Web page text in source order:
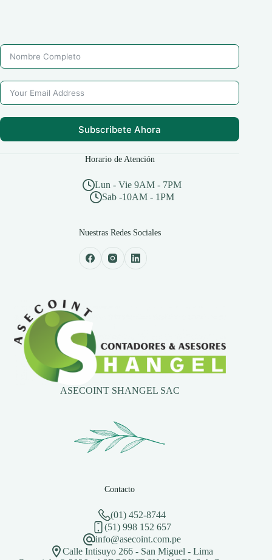
Subscribete Ahora
Horario de Atención
Lun - Vie 9AM - 7PM
Sab -10AM - 1PM
Nuestras Redes Sociales
ASECOINT SHANGEL SAC
Contacto
(01) 452-8744
(51) 998 152 657
info@asecoint.com.pe
Calle Intisuyo 266 - San Miguel - Lima